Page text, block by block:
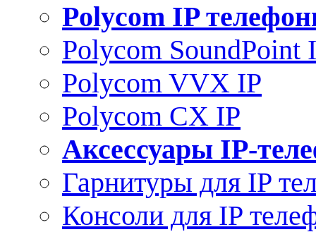
Polycom IP
Polycom SoundPoint
Polycom VVX IP
Polycom CX IP
Аксессуары IP-
Гарнитуры для IP
Консоли для IP